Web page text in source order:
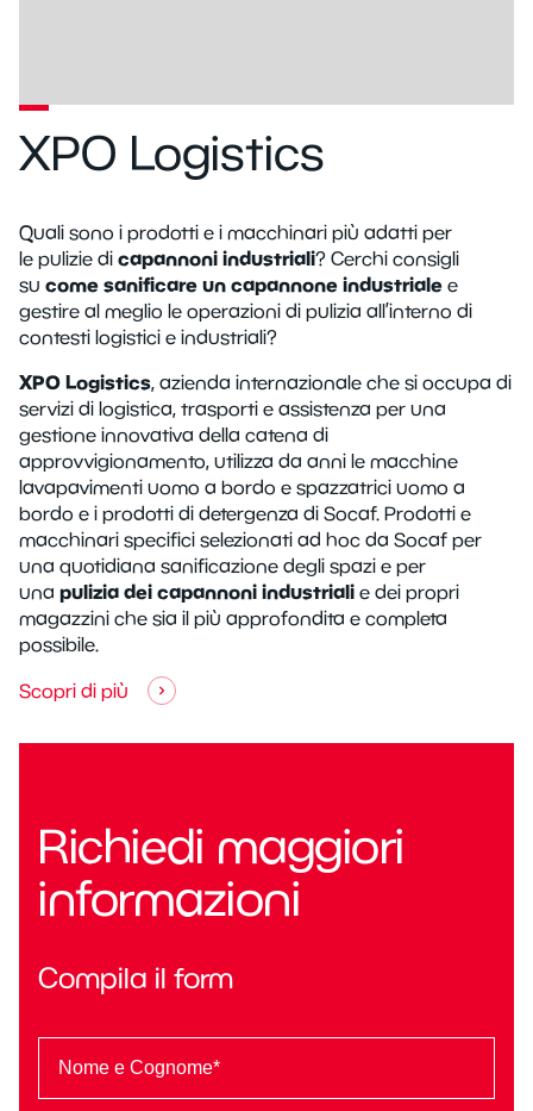
XPO Logistics
Quali sono i prodotti e i macchinari più adatti per
le pulizie di capannoni industriali? Cerchi consigli
su come sanificare un capannone industriale e
gestire al meglio le operazioni di pulizia all’interno di
contesti logistici e industriali?
XPO Logistics, azienda internazionale che si occupa di
servizi di logistica, trasporti e assistenza per una
gestione innovativa della catena di
approvvigionamento, utilizza da anni le macchine
lavapavimenti uomo a bordo e spazzatrici uomo a
bordo e i prodotti di detergenza di Socaf. Prodotti e
macchinari specifici selezionati ad hoc da Socaf per
una quotidiana sanificazione degli spazi e per
una pulizia dei capannoni industriali e dei propri
magazzini che sia il più approfondita e completa
possibile.
Scopri di più
Richiedi maggiori
informazioni
Compila il form